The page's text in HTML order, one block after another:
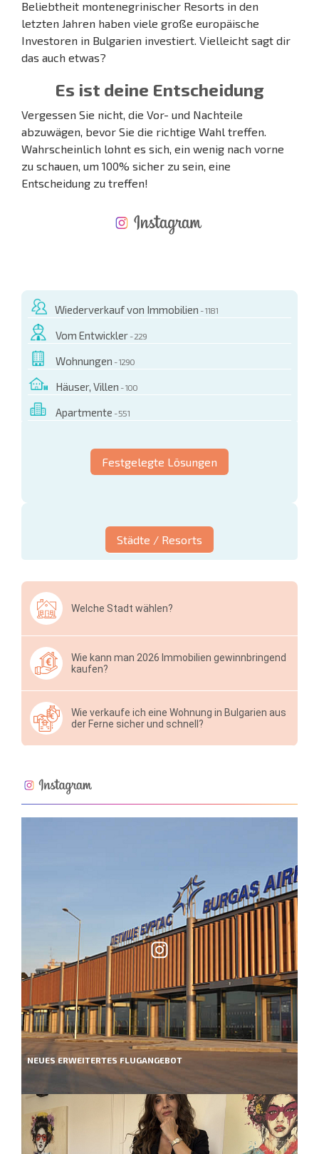
Beliebtheit montenegrinischer Resorts in den
letzten Jahren haben viele große europäische
Investoren in Bulgarien investiert. Vielleicht sagt dir
das auch etwas?
Es ist deine Entscheidung
Vergessen Sie nicht, die Vor- und Nachteile
abzuwägen, bevor Sie die richtige Wahl treffen.
Wahrscheinlich lohnt es sich, ein wenig nach vorne
zu schauen, um 100% sicher zu sein, eine
Entscheidung zu treffen!
Wiederverkauf von Immobilien - 1181
Vom Entwickler - 229
Wohnungen - 1290
Häuser, Villen - 100
Apartmente - 551
Festgelegte Lösungen
Städte / Resorts
Welche Stadt wählen?
Wie kann man 2026 Immobilien gewinnbringend
kaufen?
Wie verkaufe ich eine Wohnung in Bulgarien aus
der Ferne sicher und schnell?
NEUES ERWEITERTES FLUGANGEBOT